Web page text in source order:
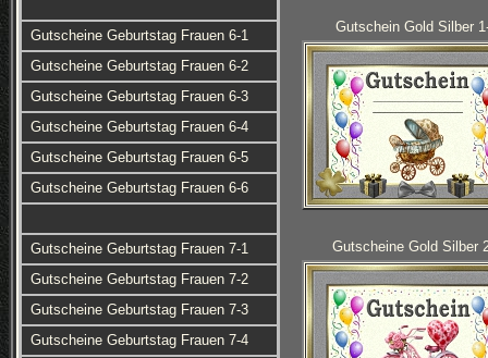
Gutscheine Geburtstag Frauen 6-1
Gutscheine Geburtstag Frauen 6-2
Gutscheine Geburtstag Frauen 6-3
Gutscheine Geburtstag Frauen 6-4
Gutscheine Geburtstag Frauen 6-5
Gutscheine Geburtstag Frauen 6-6
Gutscheine Geburtstag Frauen 7-1
Gutscheine Geburtstag Frauen 7-2
Gutscheine Geburtstag Frauen 7-3
Gutscheine Geburtstag Frauen 7-4
Gutschein Gold Silber
Gutscheine Gold Silber